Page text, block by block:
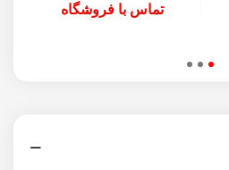
تماس با فروشگاه